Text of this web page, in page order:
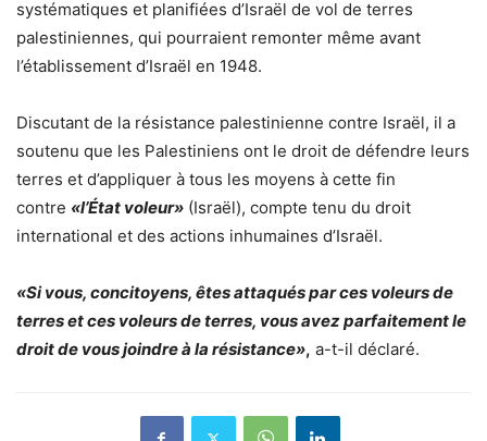
systématiques et planifiées d’Israël de vol de terres
palestiniennes, qui pourraient remonter même avant
l’établissement d’Israël en 1948.
Discutant de la résistance palestinienne contre Israël, il a
soutenu que les Palestiniens ont le droit de défendre leurs
terres et d’appliquer à tous les moyens à cette fin
contre «l’État voleur» (Israël), compte tenu du droit
international et des actions inhumaines d’Israël.
«Si vous, concitoyens, êtes attaqués par ces voleurs de
terres et ces voleurs de terres, vous avez parfaitement le
droit de vous joindre à la résistance», a-t-il déclaré.